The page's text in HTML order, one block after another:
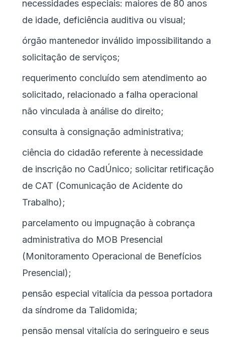
necessidades especiais: maiores de 80 anos
de idade, deficiência auditiva ou visual;
órgão mantenedor inválido impossibilitando a
solicitação de serviços;
requerimento concluído sem atendimento ao
solicitado, relacionado a falha operacional
não vinculada à análise do direito;
consulta à consignação administrativa;
ciência do cidadão referente à necessidade
de inscrição no CadÚnico; solicitar retificação
de CAT (Comunicação de Acidente do
Trabalho);
parcelamento ou impugnação à cobrança
administrativa do MOB Presencial
(Monitoramento Operacional de Benefícios
Presencial);
pensão especial vitalícia da pessoa portadora
da síndrome da Talidomida;
pensão mensal vitalícia do seringueiro e seus